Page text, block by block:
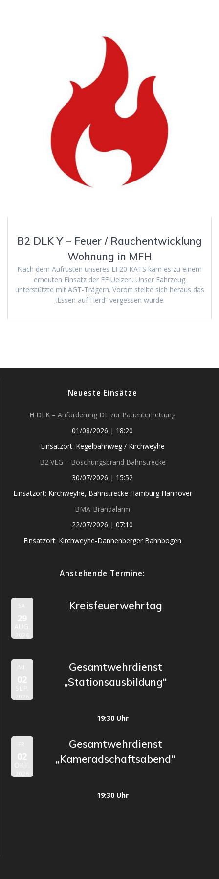
B2 DLK Y – Feuer / Rauchentwicklung
Wohnung in MFH
Nach dem Aufrüsten unseres LF20 KATS kam es zu einem
erneuten Einsatz der FF Uelzen. Unser Fahrzeug
unterstützte mit AGT-Trägern. Vorort stellte sich heraus das
„Essen auf Herd“ vergessen wurde.
Neueste Einsätze
H DLK – Anforderung DL zur Patientenrettung
01/08/2026 | 18:20
Einsatzort: Kegelbahnweg / Kirchweyhe
B2 VEG – Böschungsbrand Bahnstrecke
30/07/2026 | 15:52
Einsatzort: Kirchweyhe, Bahnstrecke Hamburg Hannover
BMA-Brandalarm
22/07/2026 | 07:10
Einsatzort: Kirchweyhe-Dannenberger Bahnbogen
Anstehende Termine:
SA.
29
AUG.
2026
Kreisfeuerwehrtag
MI.
02
SEP.
2026
Gesamtwehrdienst
„Stationsausbildung“
19:30 Uhr
FR.
02
OKT.
2026
Gesamtwehrdienst
„Kameradschaftsabend“
19:30 Uhr